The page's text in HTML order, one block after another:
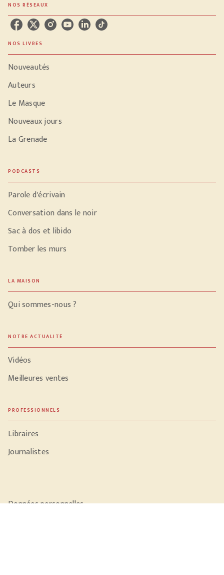
NOS RÉSEAUX
NOS LIVRES
Nouveautés
Auteurs
Le Masque
Nouveaux jours
La Grenade
PODCASTS
Parole d'écrivain
Conversation dans le noir
Sac à dos et libido
Tomber les murs
LA MAISON
Qui sommes-nous ?
NOTRE ACTUALITÉ
Vidéos
Meilleures ventes
PROFESSIONNELS
Libraires
Journalistes
Données personnelles